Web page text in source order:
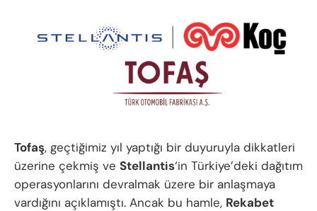
Tofaş, geçtiğimiz yıl yaptığı bir duyuruyla dikkatleri
üzerine çekmiş ve Stellantis‘in Türkiye’deki dağıtım
operasyonlarını devralmak üzere bir anlaşmaya
vardığını açıklamıştı. Ancak bu hamle, Rekabet